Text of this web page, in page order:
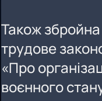
Також збройна
трудове
«Про
воєнного